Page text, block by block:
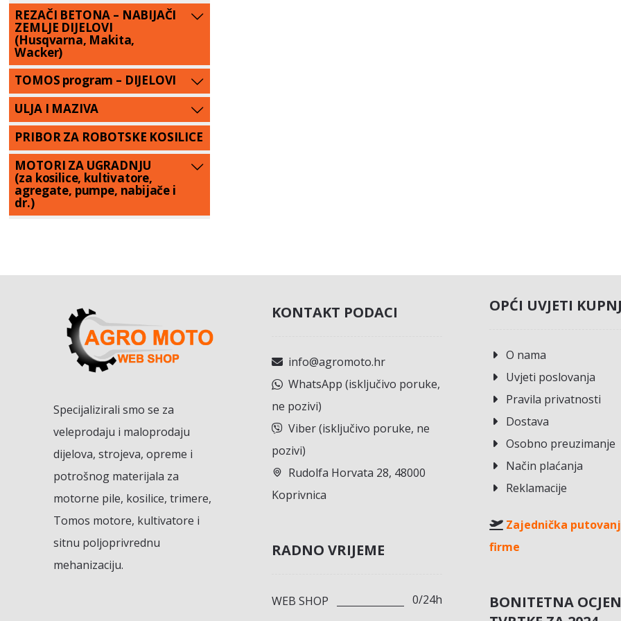
REZAČI BETONA – NABIJAČI
ZEMLJE DIJELOVI
(Husqvarna, Makita,
Wacker)
TOMOS program – DIJELOVI
ULJA I MAZIVA
PRIBOR ZA ROBOTSKE KOSILICE
MOTORI ZA UGRADNJU
(za kosilice, kultivatore,
agregate, pumpe, nabijače i
dr.)
Specijalizirali smo se za
veleprodaju i maloprodaju
dijelova, strojeva, opreme i
potrošnog materijala za
motorne pile, kosilice, trimere,
Tomos motore, kultivatore i
sitnu poljoprivrednu
mehanizaciju.
KONTAKT PODACI
info@agromoto.hr
WhatsApp (isključivo poruke,
ne pozivi)
Viber (isključivo poruke, ne
pozivi)
Rudolfa Horvata 28, 48000
Koprivnica
RADNO VRIJEME
WEB SHOP 0/24h
OPĆI UVJETI
O nama
Uvjeti poslovanja
Pravila privatnosti
Dostava
Osobno preuzimanje
Način plaćanja
Reklamacije
Zajednička
firme
BONITETNA